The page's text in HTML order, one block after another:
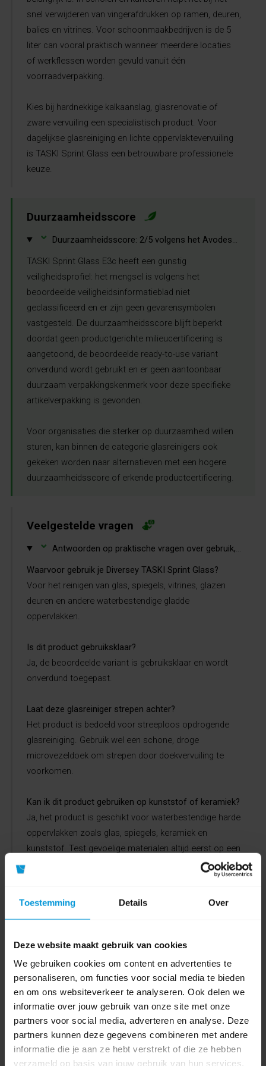
Toestemming Details Over
Deze website maakt gebruik van cookies
We gebruiken cookies om content en advertenties te
personaliseren, om functies voor social media te bieden
en om ons websiteverkeer te analyseren. Ook delen we
informatie over jouw gebruik van onze site met onze
partners voor social media, adverteren en analyse. Deze
partners kunnen deze gegevens combineren met andere
informatie die je aan ze hebt verstrekt of die ze hebben
verzameld op basis van jouw gebruik van hun services.
snel verwijderen van vingerafdrukken op ramen, deuren,
balies en vitrines. Voor schoonmaakbedrijven is de 5
liter can vooral praktisch wanneer meerdere locaties
of werkflessen worden gevuld vanuit één
voorraadverpakking.
Kies bij hardnekkige kalkaanslag, glasrenovatie of
zware vervuiling een specialistisch product. Voor
dagelijkse glasreiniging en lichte oppervlaktevervuiling
is TASKI Sprint Glass een betrouwbare professionele
keuze.
Duurzaamheidsscore
⌄
Duurzaamheidsscore: 2/5 volgens het Avodesch duurzaamheidsrapport.
TASKI Sprint Glass E3c heeft een gunstig
veiligheidsprofiel: het mengsel is volgens het
beoordeelde veiligheidsinformatieblad niet
geclassificeerd en er zijn geen gevarensymbolen
vastgesteld. De duurzaamheidsscore blijft beperkt
doordat geen productgerichte milieucertificering is
aangetoond, de beoordeelde ready-to-use variant
onverdund wordt gebruikt en er geen aantoonbaar
duurzaam verpakkingskenmerk voor deze specifieke
artikelverpakking is gevonden.
Voor organisaties die sterker op duurzaamheid willen
sturen, kan binnen de categorie glasreinigers ook
gekeken worden naar alternatieven met een hogere
duurzaamheidsscore of erkende productcertificering.
Veelgestelde vragen
⌄ Antwoorden op praktische vragen over gebruik, ondergronden, duurzaamheid en toepassing.
Waarvoor gebruik je Diversey TASKI Sprint Glass?
Voor het reinigen van glas, spiegels, vitrines, glazen
deuren en andere waterbestendige gladde
oppervlakken.
Is dit product gebruiksklaar?
Ja, de beoordeelde variant is gebruiksklaar en wordt
onverdund toegepast.
Laat deze glasreiniger strepen achter?
Het product is bedoeld voor streeploos opdrogende
glasreiniging. Gebruik wel een schone, droge
microvezeldoek om strepen door doekvervuiling te
voorkomen.
Kan ik dit product gebruiken op kunststof of keramiek?
Ja, het product is geschikt voor waterbestendige harde
oppervlakken zoals glas, spiegels, keramiek en
kunststof. Test gevoelige materialen altijd eerst op een
De score geeft aan dat het product wel een gunstig
aantoonbare productcertificering, dosering en
Is dit de beste keuze voor duurzaam inkopen?
Niet altijd. Wanneer duurzaamheid de hoogste prioriteit
heeft, adviseren wij ook glasreinigers met een hogere
duurzaamheidsscore of erkende milieucertificering te
vergelijken.